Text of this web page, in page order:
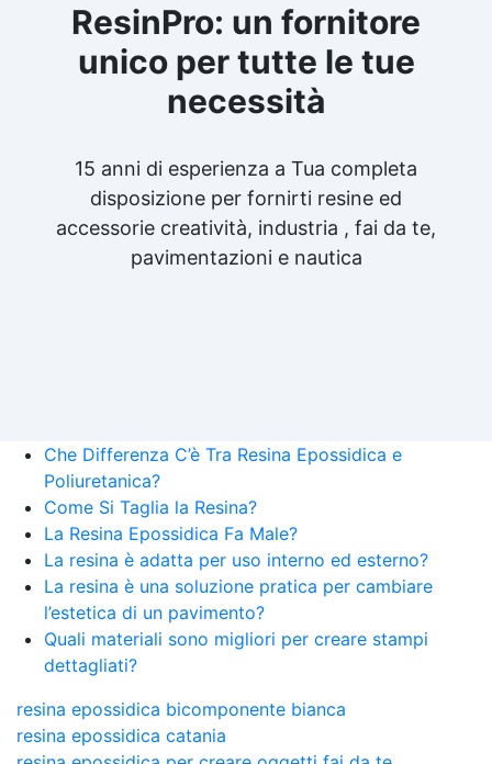
ResinPro: un fornitore
unico per tutte le tue
necessità
15 anni di esperienza a Tua completa
disposizione per fornirti resine ed
accessorie creatività, industria , fai da te,
pavimentazioni e nautica
Che Differenza C’è Tra Resina Epossidica e
Poliuretanica?
Come Si Taglia la Resina?
La Resina Epossidica Fa Male?
La resina è adatta per uso interno ed esterno?
La resina è una soluzione pratica per cambiare
l’estetica di un pavimento?
Quali materiali sono migliori per creare stampi
dettagliati?
resina epossidica bicomponente bianca
resina epossidica catania